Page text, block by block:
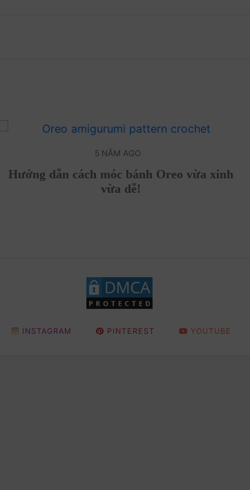
5 NĂM AGO
Hướng dẫn cách móc bánh Oreo vừa xinh
vừa dễ!
INSTAGRAM PINTEREST YOUTUBE